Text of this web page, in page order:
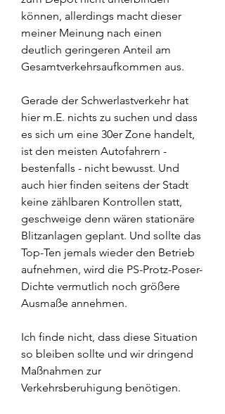
können, allerdings macht dieser
meiner Meinung nach einen
deutlich geringeren Anteil am
Gesamtverkehrsaufkommen aus.
Gerade der Schwerlastverkehr hat
hier m.E. nichts zu suchen und dass
es sich um eine 30er Zone handelt,
ist den meisten Autofahrern -
bestenfalls - nicht bewusst. Und
auch hier finden seitens der Stadt
keine zählbaren Kontrollen statt,
geschweige denn wären stationäre
Blitzanlagen geplant. Und sollte das
Top-Ten jemals wieder den Betrieb
aufnehmen, wird die PS-Protz-Poser-
Dichte vermutlich noch größere
Ausmaße annehmen.
Ich finde nicht, dass diese Situation
so bleiben sollte und wir dringend
Maßnahmen zur
Verkehrsberuhigung benötigen.